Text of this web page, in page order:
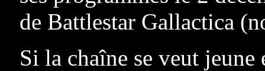
de Battlestar Gallactica
Si la chaîne se veut